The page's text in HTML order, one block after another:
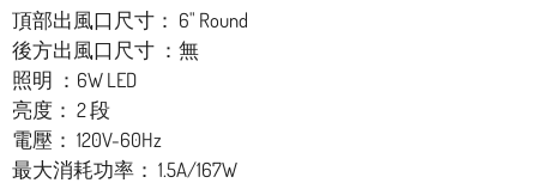
頂部出風口尺寸： 6" Round
後方出風口尺寸 ：無
照明 ：6W LED
亮度： 2 段
電壓： 120V-60Hz
最大消耗功率： 1.5A/167W